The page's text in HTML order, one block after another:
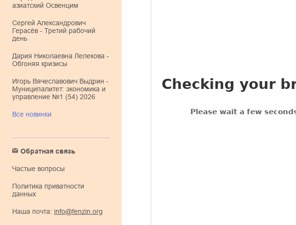
азиатский Освенцим
Сергей Александрович
Герасёв - Третий рабочий
день
Дария Николаевна Лелекова -
Обгоняя кризисы
Игорь Вячеславович Выдрин -
Муниципалитет: экономика и
управление №1 (54) 2026
Все новинки
Обратная связь
Частые вопросы
Политика приватности
данных
Наша почта: info@fenzin.org